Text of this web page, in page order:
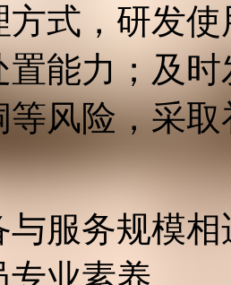
方式，研发
置能力；及
等风险，采
与服务规模
业素养。